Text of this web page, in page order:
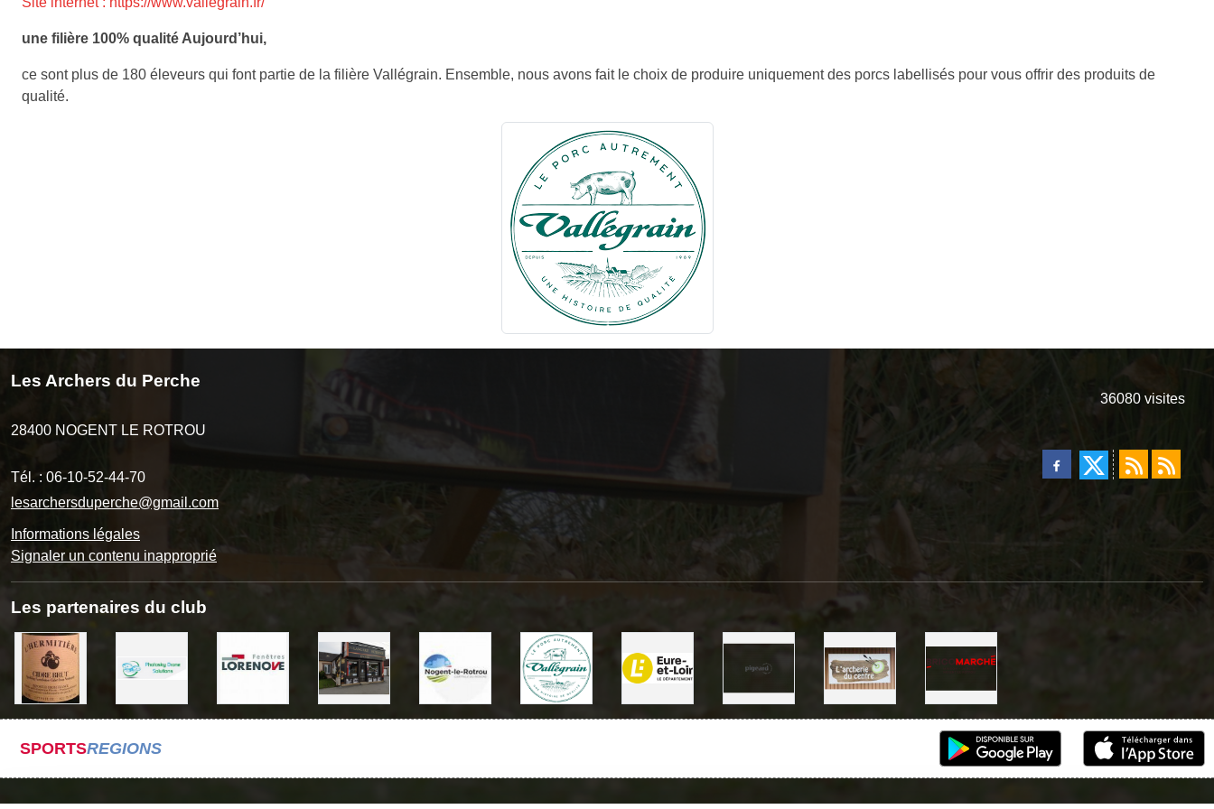
une filière 100% qualité Aujourd’hui,
ce sont plus de 180 éleveurs qui font partie de la filière Vallégrain. Ensemble, nous avons fait le choix de produire uniquement des porcs labellisés pour vous offrir des produits de
qualité.
Les Archers du Perche
28400 NOGENT LE ROTROU
Tél. : 06-10-52-44-70
lesarchersduperche@gmail.com
Informations légales
Signaler un contenu inapproprié
36080 visites
Les partenaires du club
SPORTSREGIONS